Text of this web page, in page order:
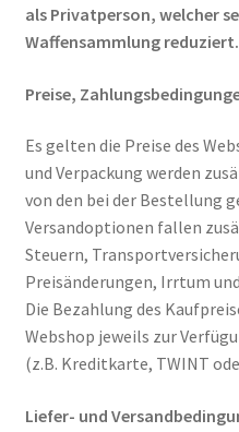
Warenkorb
als Privatperson, welcher
Waffensammlung reduziert.
Preise,
Es gelten die Preise des
und Verpackung werden
von den bei der Bestellung
Versandoptionen fallen
Steuern,
Preisänderungen, Irrtum
Die Bezahlung des
Webshop jeweils zur
(z.B. Kreditkarte, TWINT
Liefer- und